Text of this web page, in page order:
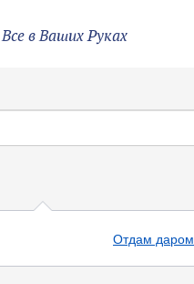
Все в Ваших Руках
Отдам даром